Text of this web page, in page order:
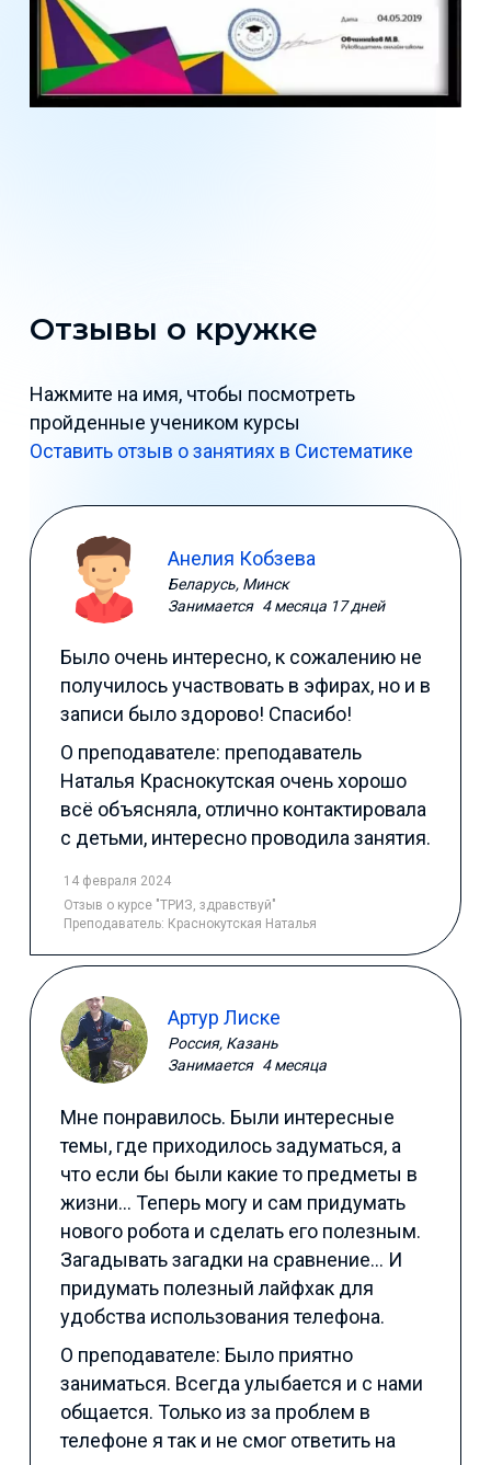
Отзывы о кружке
Нажмите на имя, чтобы посмотреть
пройденные учеником курсы
Оставить отзыв о занятиях в Систематике
Анелия Кобзева
Беларусь, Минск
Занимается 4 месяца 17 дней
Было очень интересно, к сожалению не
получилось участвовать в эфирах, но и в
записи было здорово! Спасибо!
О преподавателе: преподаватель
Наталья Краснокутская очень хорошо
всё объясняла, отлично контактировала
с детьми, интересно проводила занятия.
14 февраля 2024
Отзыв о курсе "ТРИЗ, здравствуй"
Преподаватель: Краснокутская Наталья
Артур Лиске
Россия, Казань
Занимается 4 месяца
Мне понравилось. Были интересные
темы, где приходилось задуматься, а
что если бы были какие то предметы в
жизни… Теперь могу и сам придумать
нового робота и сделать его полезным.
Загадывать загадки на сравнение… И
придумать полезный лайфхак для
удобства использования телефона.
О преподавателе: Было приятно
заниматься. Всегда улыбается и с нами
общается. Только из за проблем в
телефоне я так и не смог ответить на